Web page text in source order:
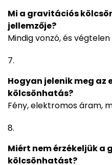
Mi a gravitációs
jellemzője?
Mindig vonzó, és
Hogyan jelenik meg az
kölcsönhatás?
Fény, elektromos áram,
Miért nem érzékeljük a
kölcsönhatást?